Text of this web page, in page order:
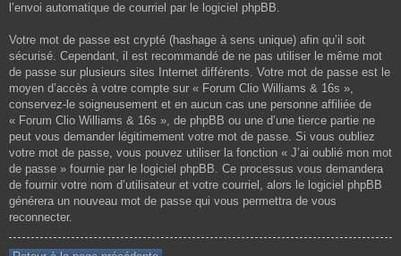
l’envoi automatique de courriel par le logiciel phpBB.
Votre mot de passe est crypté (hashage à sens unique) afin qu’il soit
sécurisé. Cependant, il est recommandé de ne pas utiliser le même mot
de passe sur plusieurs sites Internet différents. Votre mot de passe est le
moyen d’accès à votre compte sur « Forum Clio Williams & 16s »,
conservez-le soigneusement et en aucun cas une personne affiliée de
« Forum Clio Williams & 16s », de phpBB ou une d’une tierce partie ne
peut vous demander légitimement votre mot de passe. Si vous oubliez
votre mot de passe, vous pouvez utiliser la fonction « J’ai oublié mon mot
de passe » fournie par le logiciel phpBB. Ce processus vous demandera
de fournir votre nom d’utilisateur et votre courriel, alors le logiciel phpBB
générera un nouveau mot de passe qui vous permettra de vous
reconnecter.